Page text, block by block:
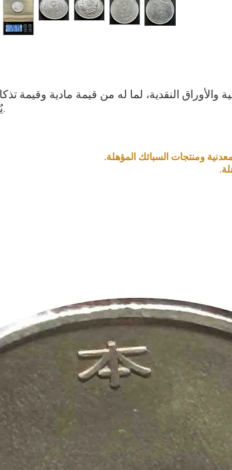
والأوراق النقدية، لما له من قيمة مادية وقيمة
يُعامل كمنتج بناءً على قيمته التذكارية والمادية.